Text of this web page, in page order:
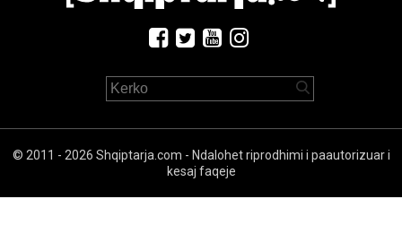
© 2011 - 2026 Shqiptarja.com - Ndalohet riprodhimi i paautorizuar i
kesaj faqeje